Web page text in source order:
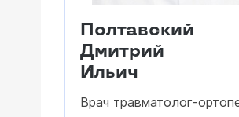
Полтавский
Дмитрий
Ильич
Врач травматолог-